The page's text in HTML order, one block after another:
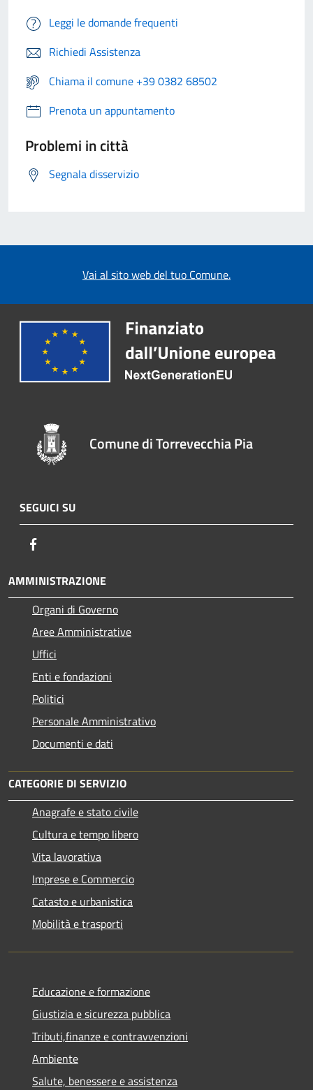
Leggi le domande frequenti
Richiedi Assistenza
Chiama il comune +39 0382 68502
Prenota un appuntamento
Problemi in città
Segnala disservizio
Vai al sito web del tuo Comune.
Comune di Torrevecchia Pia
SEGUICI SU
AMMINISTRAZIONE
Organi di Governo
Aree Amministrative
Uffici
Enti e fondazioni
Politici
Personale Amministrativo
Documenti e dati
CATEGORIE DI SERVIZIO
Anagrafe e stato civile
Cultura e tempo libero
Vita lavorativa
Imprese e Commercio
Catasto e urbanistica
Mobilità e trasporti
Educazione e formazione
Giustizia e sicurezza pubblica
Tributi,finanze e contravvenzioni
Ambiente
Salute, benessere e assistenza